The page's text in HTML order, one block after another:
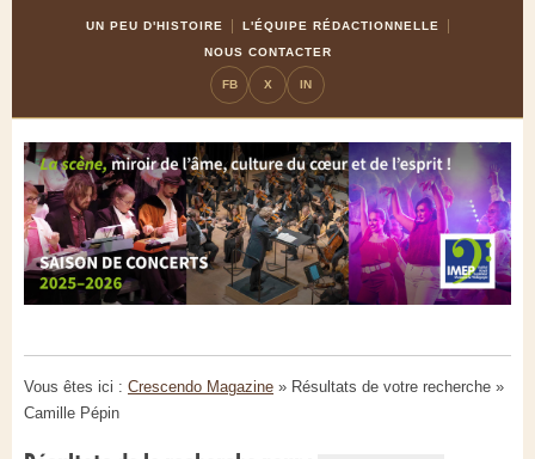
UN PEU D'HISTOIRE
L'ÉQUIPE RÉDACTIONNELLE
NOUS CONTACTER
FB X IN
Vous êtes ici : Crescendo Magazine » Résultats de votre recherche »
Camille Pépin